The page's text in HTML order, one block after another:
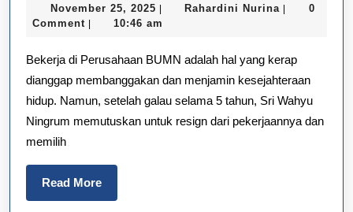
Menyesal:
Persiapan
Sebelum
Berhenti
Kerja
November 25, 2025 November
25,
| Rahardini Nurina Rahardini
|
0
Comment | 10:46 am
Bekerja di Perusahaan BUMN adalah hal yang kerap
dianggap membanggakan dan menjamin kesejahteraan
hidup. Namun, setelah galau selama 5 tahun, Sri Wahyu
Ningrum memutuskan untuk resign dari pekerjaannya dan
memilih
Read MoreRead
More